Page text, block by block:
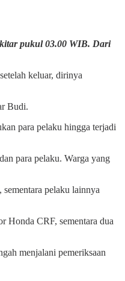
pukul 03.00 WIB. Dari
keluar, dirinya
Budi.
para pelaku hingga terjadi
para pelaku. Warga yang
pelaku lainnya
Honda CRF, sementara dua
menjalani pemeriksaan